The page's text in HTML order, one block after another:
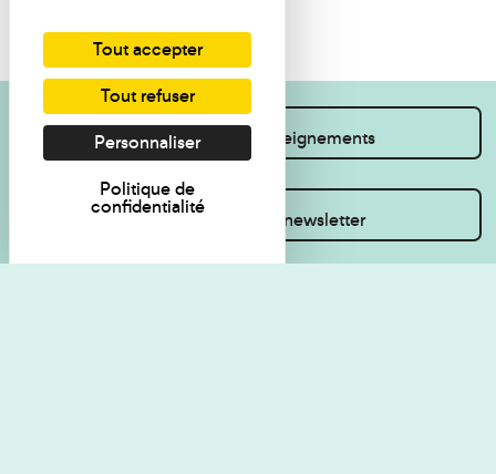
Je souhaite des renseignements
Inscrivez-vous à la newsletter
Tout accepter
Tout refuser
Personnaliser
Politique de
confidentialité